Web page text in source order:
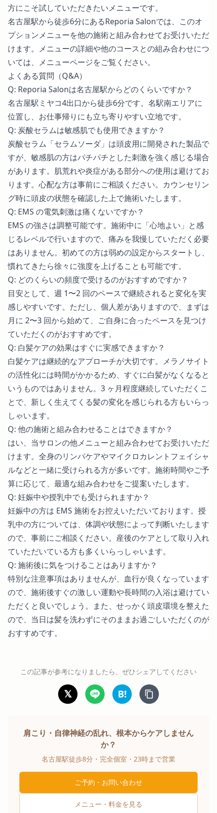
方にこそ試していただきたいメニューです。
名古屋駅から徒歩6分にあるReporia Salonでは、このオ
プションメニューを他の施術と組み合わせてお受けいただ
けます。メニューの詳細や他のコースとの組み合わせにつ
いては、 メニューページをご覧ください。
よくある質問（Q&A）
Q: Reporia Salonは名古屋駅からどのくらいですか？
名古屋駅ミヤコ4出口から徒歩6分です。名駅南エリアに
位置し、お仕事帰りにも立ち寄りやすい立地です。
Q: 炭酸セラムは敏感肌でも使用できますか？
炭酸セラム「セラムソーダ」は頭皮用に開発された製品で
すが、敏感肌の方はパチパチとした刺激を強く感じる場合
があります。肌荒れや炎症がある部分への使用は避けてお
ります。心配な方は事前にご相談ください。カウンセリン
グ時に頭皮の状態を確認した上で施術いたします。
Q: EMS の電気刺激は痛くないですか？
EMS の強さは調整可能です。施術中に「心地よい」と感
じるレベルで行いますので、痛みを我慢していただく必要
はありません。初めての方は弱めの設定からスタートし、
慣れてきたら徐々に強度を上げることも可能です。
Q: どのくらいの頻度で受けるのがおすすめですか？
目安として、週 1〜2 回のペースで継続されると変化を実
感しやすいです。ただし、個人差がありますので、まずは
月に 2〜3 回から始めて、ご自身に合ったペースを見つけ
ていただくのがおすすめです。
Q: 白髪ケアの効果はすぐに実感できますか？
白髪ケアは継続的なアプローチが大切です。メラノサイト
の活性化には時間がかかるため、すぐに白髪がなくなると
いうものではありません。3 ヶ月程度継続していただくこ
とで、新しく生えてくる髪の変化を感じられる方もいらっ
しゃいます。
Q: 他の施術と組み合わせることはできますか？
はい、当サロンの他メニューと組み合わせてお受けいただ
けます。全身のリンパケアやマイクロカレントフェイシャ
ルなどと一緒に受けられる方が多いです。施術時間やご予
算に応じて、最適な組み合わせをご提案いたします。
Q: 妊娠中や授乳中でも受けられますか？
妊娠中の方は EMS 施術をお控えいただいております。授
乳中の方については、体調や状態によって判断いたします
ので、事前にご相談ください。産後のケアとして取り入れ
ていただいている方も多くいらっしゃいます。
Q: 施術後に気をつけることはありますか？
特別な注意事項はありませんが、血行が良くなっています
ので、施術後すぐの激しい運動や長時間の入浴は避けてい
ただくと良いでしょう。また、せっかく頭皮環境を整えた
ので、当日は髪を洗わずにそのままお過ごしいただくのが
おすすめです。
この記事が参考になりましたら、ぜひシェアしてください
𝕏 B!
肩こり・自律神経の乱れ、根本からケアしません
か？
名古屋駅徒歩8分・完全個室・23時まで営業
ご予約・お問い合わせ
メニュー・料金を見る